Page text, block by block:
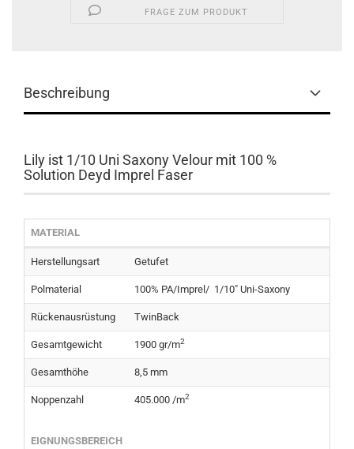
FRAGE ZUM PRODUKT
Beschreibung
Lily ist 1/10 Uni Saxony Velour mit 100 %
Solution Deyd Imprel Faser
MATERIAL
Herstellungsart Getufet
Polmaterial 100% PA/Imprel/ 1/10" Uni-Saxony
Rückenausrüstung TwinBack
Gesamtgewicht 1900 gr/m2
Gesamthöhe 8,5 mm
Noppenzahl 405.000 /m2
EIGNUNGSBEREICH